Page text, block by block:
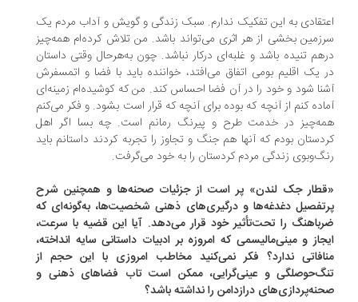
به این تفکیک ندارم. سبک زندگی و گویش و آداب مردم یک
بخشی از هر اثری می‌تواند باشد. من تلاش کرده‌ام همه‌چیز
تنیده باشد و غلبه‌ای درکار نباشد. چون به‌هرحال وقتی داستان
یک اقلیم بومی اتفاق می‌افتد، خواننده باید با فضا و اتمسفرش
شود و خود را در آن فضا احساس کند. من که کوشیده‌ام زمینه‌ای
کنم از آنچه که بوده برای آنچه که قرار است بشود. و فکر می‌کنم
در خدمت طرح و پیرنگ رمانم است. چه بسا اگر اهل
بودم که آنها هم جنگ و تجاوز را تجربه کردند داستانم باید
زندگی مردم کردستان را به خود می‌گرفت.
جک لندن» پر است از جزئیات صحنه‌ها و همچنین شرح
دغدغه‌ها و درگیری‌های ذهنی شخصیت‌ها، به‌گونه‌ای که
را تحت‌تأثیر خود قرار می‌دهد. آیا این قضیه با سرعت،
و مینی‌مالیسمی که امروزه بر ادبیات داستانی سایه انداخته،
ندارد؟ فکر نمی‌کنید مخاطب امروزی با این حجم از
و عینی‌گرایی، ممکن است تاب فضاهای ذهنی و
درازدامن را نداشته باشد؟